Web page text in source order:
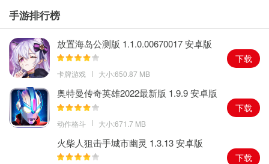
跑酷的整个过程。
2.来来往往的地铁会阻碍你前进的道路，跨栏的时候也非常看你个人
的节奏，很危险。
3.还可以解锁出各种各样的驾驶工具，来让你摆脱某些烦人的陷阱。
4.进你所能夺得第一吧，成为这条铁道最靓的仔。
手游排行榜
放置海岛公测版 1.1.0.00670017 安卓版
卡牌游戏 大小:650.87 MB
下载
奥特曼传奇英雄2022最新版 1.9.9 安卓版
动作格斗 大小:671.7 MB
下载
火柴人狙击手城市幽灵 1.3.13 安卓版
下载